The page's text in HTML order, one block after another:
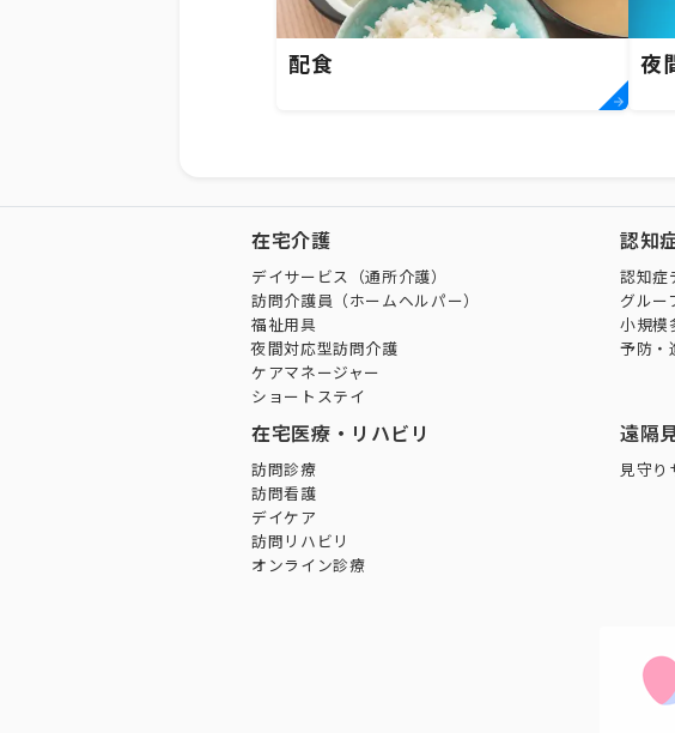
配食 夜
在宅介護
デイサービス（通所介護）
訪問介護員（ホームヘルパー）
福祉用具
夜間対応型訪問介護
ケアマネージャー
ショートステイ
認知
認知症
グルー
小規模
予防・
在宅医療・リハビリ
訪問診療
訪問看護
デイケア
訪問リハビリ
オンライン診療
遠隔
見守り